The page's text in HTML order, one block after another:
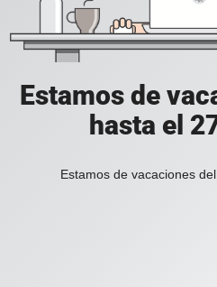
Estamos de
hasta el
Estamos de vacaciones